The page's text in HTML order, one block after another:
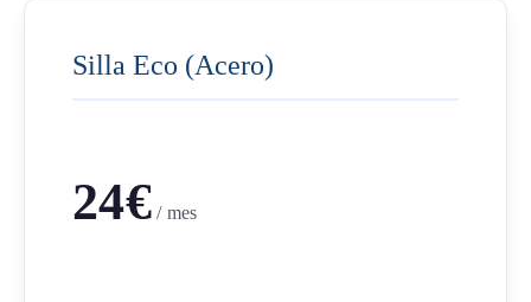
Silla Eco (Acero)
24€/ mes